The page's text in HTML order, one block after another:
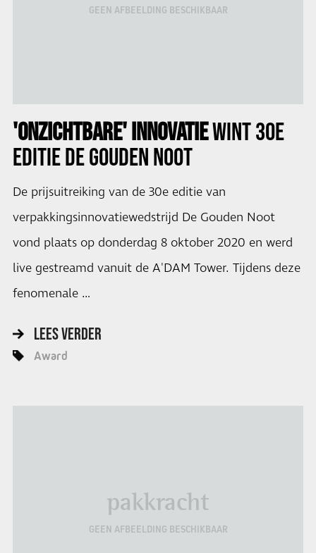
GEEN AFBEELDING BESCHIKBAAR
'ONZICHTBARE' INNOVATIEWINT 30E
EDITIEDE GOUDEN NOOT
De prijsuitreiking van de 30e editie van
verpakkingsinnovatiewedstrijd De Gouden Noot
vond plaats op donderdag 8 oktober 2020 en werd
live gestreamd vanuit de A'DAM Tower. Tijdens deze
fenomenale …
LEES VERDER
Award
pakkracht
GEEN AFBEELDING BESCHIKBAAR